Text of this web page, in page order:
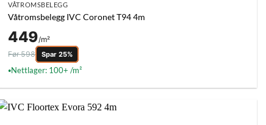
VÅTROMSBELEGG
Våtromsbelegg IVC Coronet T94 4m
449/m²
Før 598
Spar 25%
●Nettlager: 100+ /m²